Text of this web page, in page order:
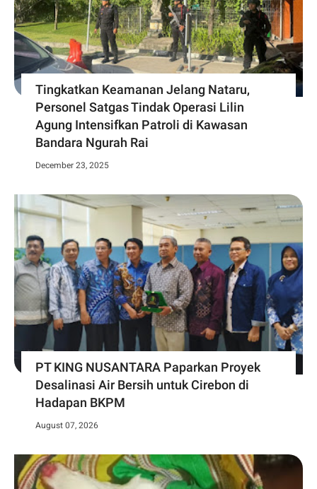
Tingkatkan Keamanan Jelang Nataru,
Personel Satgas Tindak Operasi Lilin
Agung Intensifkan Patroli di Kawasan
Bandara Ngurah Rai
December 23, 2025
PT KING NUSANTARA Paparkan Proyek
Desalinasi Air Bersih untuk Cirebon di
Hadapan BKPM
August 07, 2026